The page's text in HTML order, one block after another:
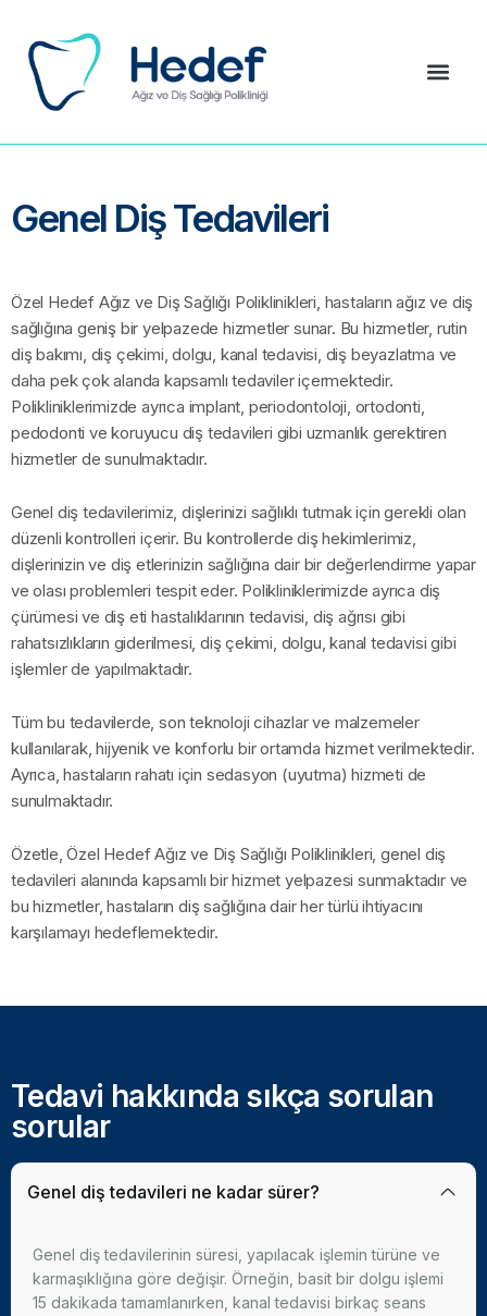
Genel Diş Tedavileri
Özel Hedef Ağız ve Diş Sağlığı Poliklinikleri, hastaların ağız ve diş
sağlığına geniş bir yelpazede hizmetler sunar. Bu hizmetler, rutin
diş bakımı, diş çekimi, dolgu, kanal tedavisi, diş beyazlatma ve
daha pek çok alanda kapsamlı tedaviler içermektedir.
Polikliniklerimizde ayrıca implant, periodontoloji, ortodonti,
pedodonti ve koruyucu diş tedavileri gibi uzmanlık gerektiren
hizmetler de sunulmaktadır.
Genel diş tedavilerimiz, dişlerinizi sağlıklı tutmak için gerekli olan
düzenli kontrolleri içerir. Bu kontrollerde diş hekimlerimiz,
dişlerinizin ve diş etlerinizin sağlığına dair bir değerlendirme yapar
ve olası problemleri tespit eder. Polikliniklerimizde ayrıca diş
çürümesi ve diş eti hastalıklarının tedavisi, diş ağrısı gibi
rahatsızlıkların giderilmesi, diş çekimi, dolgu, kanal tedavisi gibi
işlemler de yapılmaktadır.
Tüm bu tedavilerde, son teknoloji cihazlar ve malzemeler
kullanılarak, hijyenik ve konforlu bir ortamda hizmet verilmektedir.
Ayrıca, hastaların rahatı için sedasyon (uyutma) hizmeti de
sunulmaktadır.
Özetle, Özel Hedef Ağız ve Diş Sağlığı Poliklinikleri, genel diş
tedavileri alanında kapsamlı bir hizmet yelpazesi sunmaktadır ve
bu hizmetler, hastaların diş sağlığına dair her türlü ihtiyacını
karşılamayı hedeflemektedir.
Tedavi hakkında sıkça sorulan
sorular
Genel diş tedavileri ne kadar sürer?
Genel diş tedavilerinin süresi, yapılacak işlemin türüne ve
karmaşıklığına göre değişir. Örneğin, basit bir dolgu işlemi
15 dakikada tamamlanırken, kanal tedavisi birkaç seans